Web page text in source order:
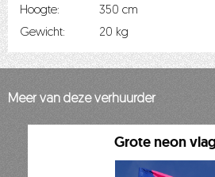
Hoogte:
350 cm
Gewicht:
20 kg
Meer van deze verhuurder
Grote neon